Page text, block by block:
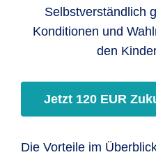
vielfältige
Verteilung zu
grundsätzlich nach
jederzeitigen Liquidität.
Selbstverständlich
Konditionen und
den
Jetzt 120 EUR
Die Vorteile im